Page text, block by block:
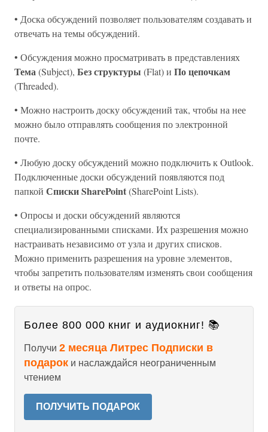
• Доска обсуждений позволяет пользователям создавать и
отвечать на темы обсуждений.
• Обсуждения можно просматривать в представлениях
Тема(Subject), Без структуры (Flat) и По цепочкам
(Threaded).
• Можно настроить доску обсуждений так, чтобы на нее
можно было отправлять сообщения по электронной
почте.
• Любую доску обсуждений можно подключить к Outlook.
Подключенные доски обсуждений появляются под
папкой Списки SharePoint(SharePoint Lists).
• Опросы и доски обсуждений являются
специализированными списками. Их разрешения можно
настраивать независимо от узла и других списков.
Можно применить разрешения на уровне элементов,
чтобы запретить пользователям изменять свои сообщения
и ответы на опрос.
Более 800 000 книг и аудиокниг! 📚
Получи 2 месяца Литрес Подписки в
подарок и наслаждайся неограниченным
чтением
ПОЛУЧИТЬ ПОДАРОК